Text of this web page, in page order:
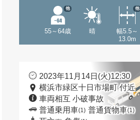
55～64歳
他
晴
幅5.5～
13.0m
他
2023年11月14日(火)12:30
横浜市緑区十日市場町 付近
車両相互 小破事故
普通乗用車(1) 普通貨物車(1)